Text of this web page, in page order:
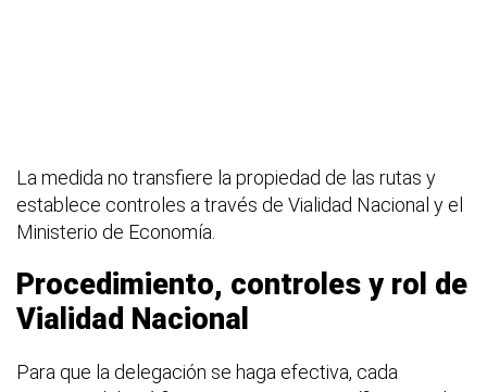
La medida no transfiere la propiedad de las rutas y
establece controles a través de Vialidad Nacional y el
Ministerio de Economía.
Procedimiento, controles y rol de
Vialidad Nacional
Para que la delegación se haga efectiva, cada